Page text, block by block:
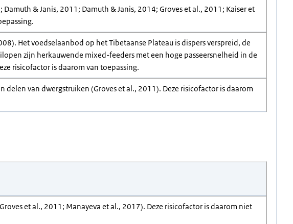
& Janis, 2011; Damuth & Janis, 2014; Groves et al., 2011; Kaiser et
Het voedselaanbod op het Tibetaanse Plateau is dispers verspreid, de
zijn herkauwende mixed-feeders met een hoge passeersnelheid in de
risicofactor is daarom van toepassing.
van dwergstruiken (Groves et al., 2011). Deze risicofactor is daarom
et al., 2011; Manayeva et al., 2017). Deze risicofactor is daarom niet